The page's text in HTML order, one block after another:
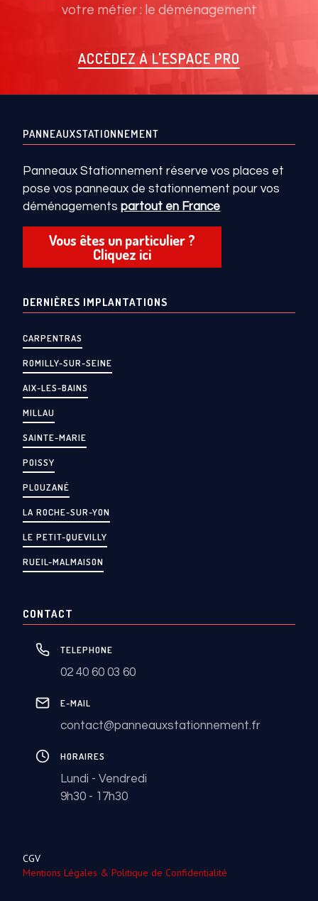
votre métier : le déménagement
ACCÉDEZ À L'ESPACE PRO
PANNEAUXSTATIONNEMENT
Panneaux Stationnement réserve vos places et
pose vos panneaux de stationnement pour vos
déménagementspartout en France
Vous êtes un particulier ?
Cliquez ici
DERNIÈRES IMPLANTATIONS
CARPENTRAS
ROMILLY-SUR-SEINE
AIX-LES-BAINS
MILLAU
SAINTE-MARIE
POISSY
PLOUZANÉ
LA ROCHE-SUR-YON
LE PETIT-QUEVILLY
RUEIL-MALMAISON
CONTACT
TELEPHONE
02 40 60 03 60
E-MAIL
contact@panneauxstationnement.fr
HORAIRES
Lundi - Vendredi
9h30 - 17h30
CGV
Mentions Légales & Politique de Confidentialité